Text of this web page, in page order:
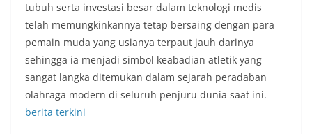
tubuh serta investasi besar dalam teknologi medis
telah memungkinkannya tetap bersaing dengan para
pemain muda yang usianya terpaut jauh darinya
sehingga ia menjadi simbol keabadian atletik yang
sangat langka ditemukan dalam sejarah peradaban
olahraga modern di seluruh penjuru dunia saat ini.
berita terkini